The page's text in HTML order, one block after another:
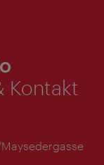
Kontakt